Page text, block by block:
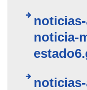
noticia-